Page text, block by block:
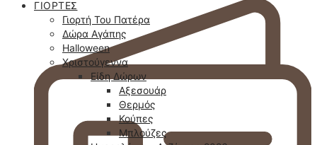
ΓΙΟΡΤΈΣ
Γιορτή Του Πατέρα
Δώρα Αγάπης
Halloween
Χριστούγεννα
Είδη Δώρων
Αξεσουάρ
Θερμός
Κούπες
Μπλούζες